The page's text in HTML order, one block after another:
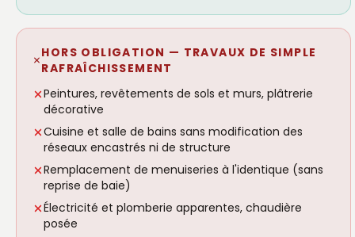
HORS OBLIGATION — TRAVAUX DE SIMPLE
RAFRAÎCHISSEMENT
Peintures, revêtements de sols et murs, plâtrerie
décorative
Cuisine et salle de bains sans modification des
réseaux encastrés ni de structure
Remplacement de menuiseries à l'identique (sans
reprise de baie)
Électricité et plomberie apparentes, chaudière
posée